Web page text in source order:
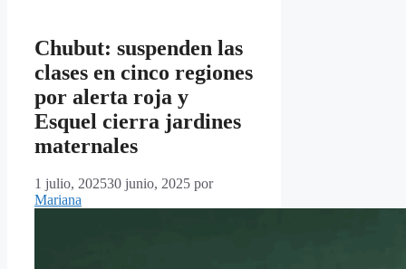
Chubut: suspenden las
clases en cinco regiones
por alerta roja y
Esquel cierra jardines
maternales
1 julio, 202530 junio, 2025 por
Mariana